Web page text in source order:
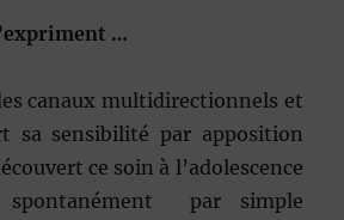
…
canaux multidirectionnels et
sa sensibilité par apposition
ce soin à l’adolescence
spontanément par simple